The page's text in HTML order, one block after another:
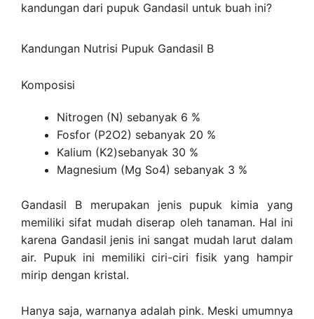
kandungan dari pupuk Gandasil untuk buah ini?
Kandungan Nutrisi Pupuk Gandasil B
Komposisi
Nitrogen (N) sebanyak 6 %
Fosfor (P2O2) sebanyak 20 %
Kalium (K2)sebanyak 30 %
Magnesium (Mg So4) sebanyak 3 %
Gandasil B merupakan jenis pupuk kimia yang
memiliki sifat mudah diserap oleh tanaman. Hal ini
karena Gandasil jenis ini sangat mudah larut dalam
air. Pupuk ini memiliki ciri-ciri fisik yang hampir
mirip dengan kristal.
Hanya saja, warnanya adalah pink. Meski umumnya